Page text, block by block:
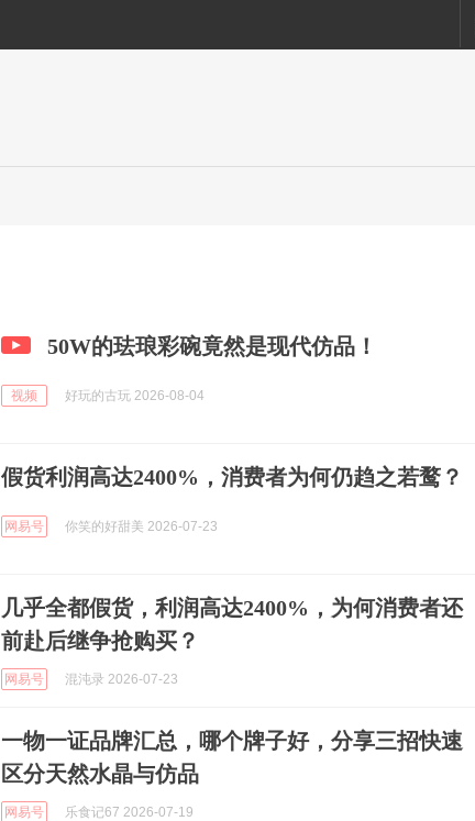
50W的珐琅彩碗竟然是现代仿品！
视频 好玩的古玩 2026-08-04
假货利润高达2400%，消费者为何仍趋之若鹜？
网易号 你笑的好甜美 2026-07-23
几乎全都假货，利润高达2400%，为何消费者还
前赴后继争抢购买？
网易号 混沌录 2026-07-23
一物一证品牌汇总，哪个牌子好，分享三招快速
区分天然水晶与仿品
网易号 乐食记67 2026-07-19